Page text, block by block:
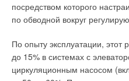
посредством которого
по обводной вокруг
По опыту эксплуатации, этот
до 15% в системах с
циркуляционным насосом